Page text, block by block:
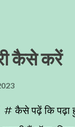
का नमूना पेश करते हैं
आप पक्षियों का
इसकी वजह से इसके
उपमहादीप
कैसे करें
# कैसे पढ़ें कि पढ़ा